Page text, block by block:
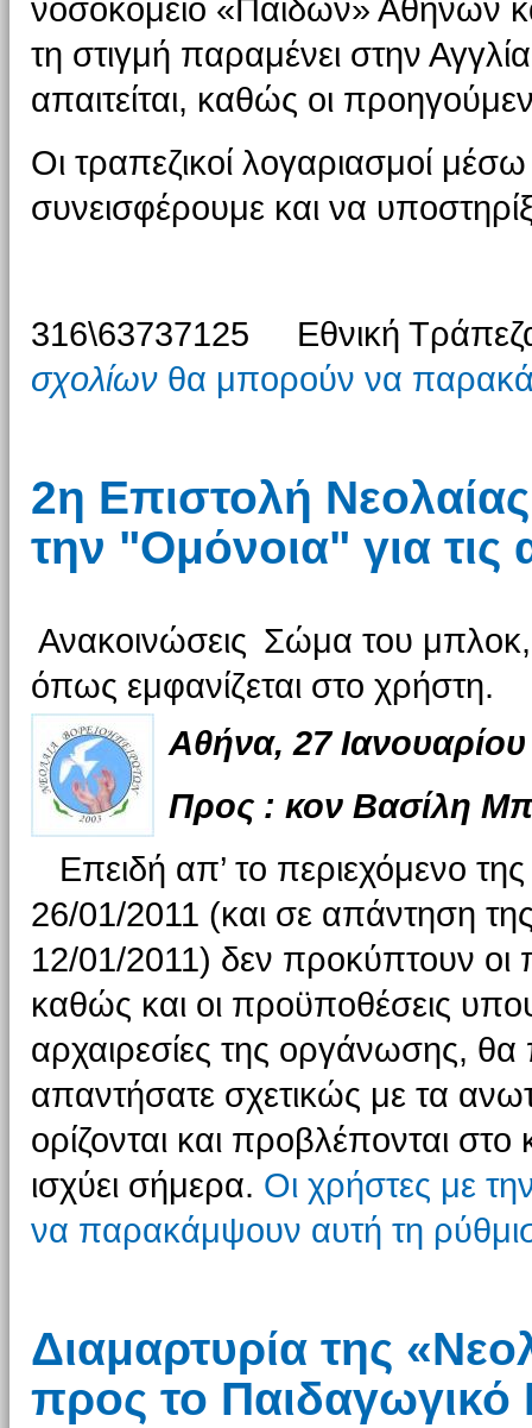
νοσοκομείο «Παίδων» Αθηνών
τη στιγμή παραμένει στην
απαιτείται, καθώς οι
Οι τραπεζικοί λογαριασμοί
συνεισφέρουμε και να
316\63737125 Εθνική
σχολίωνθα μπορούν να
2η Επιστολή
την "Ομόνοια" για τις
Ανακοινώσεις Σώμα του
όπως εμφανίζεται στο χρήστη.
Αθήνα, 27
Προς : κον Βασίλη
Επειδή απ’ το περιεχόμενο
26/01/2011 (και σε απάντηση
12/01/2011) δεν προκύπτουν οι
καθώς και οι προϋποθέσεις
αρχαιρεσίες της οργάνωσης,
απαντήσατε σχετικώς με τα
ορίζονται και προβλέπονται
ισχύει σήμερα. Οι χρήστες με
να παρακάμψουν αυτή τη
Διαμαρτυρία της
προς το Παιδαγωγικό